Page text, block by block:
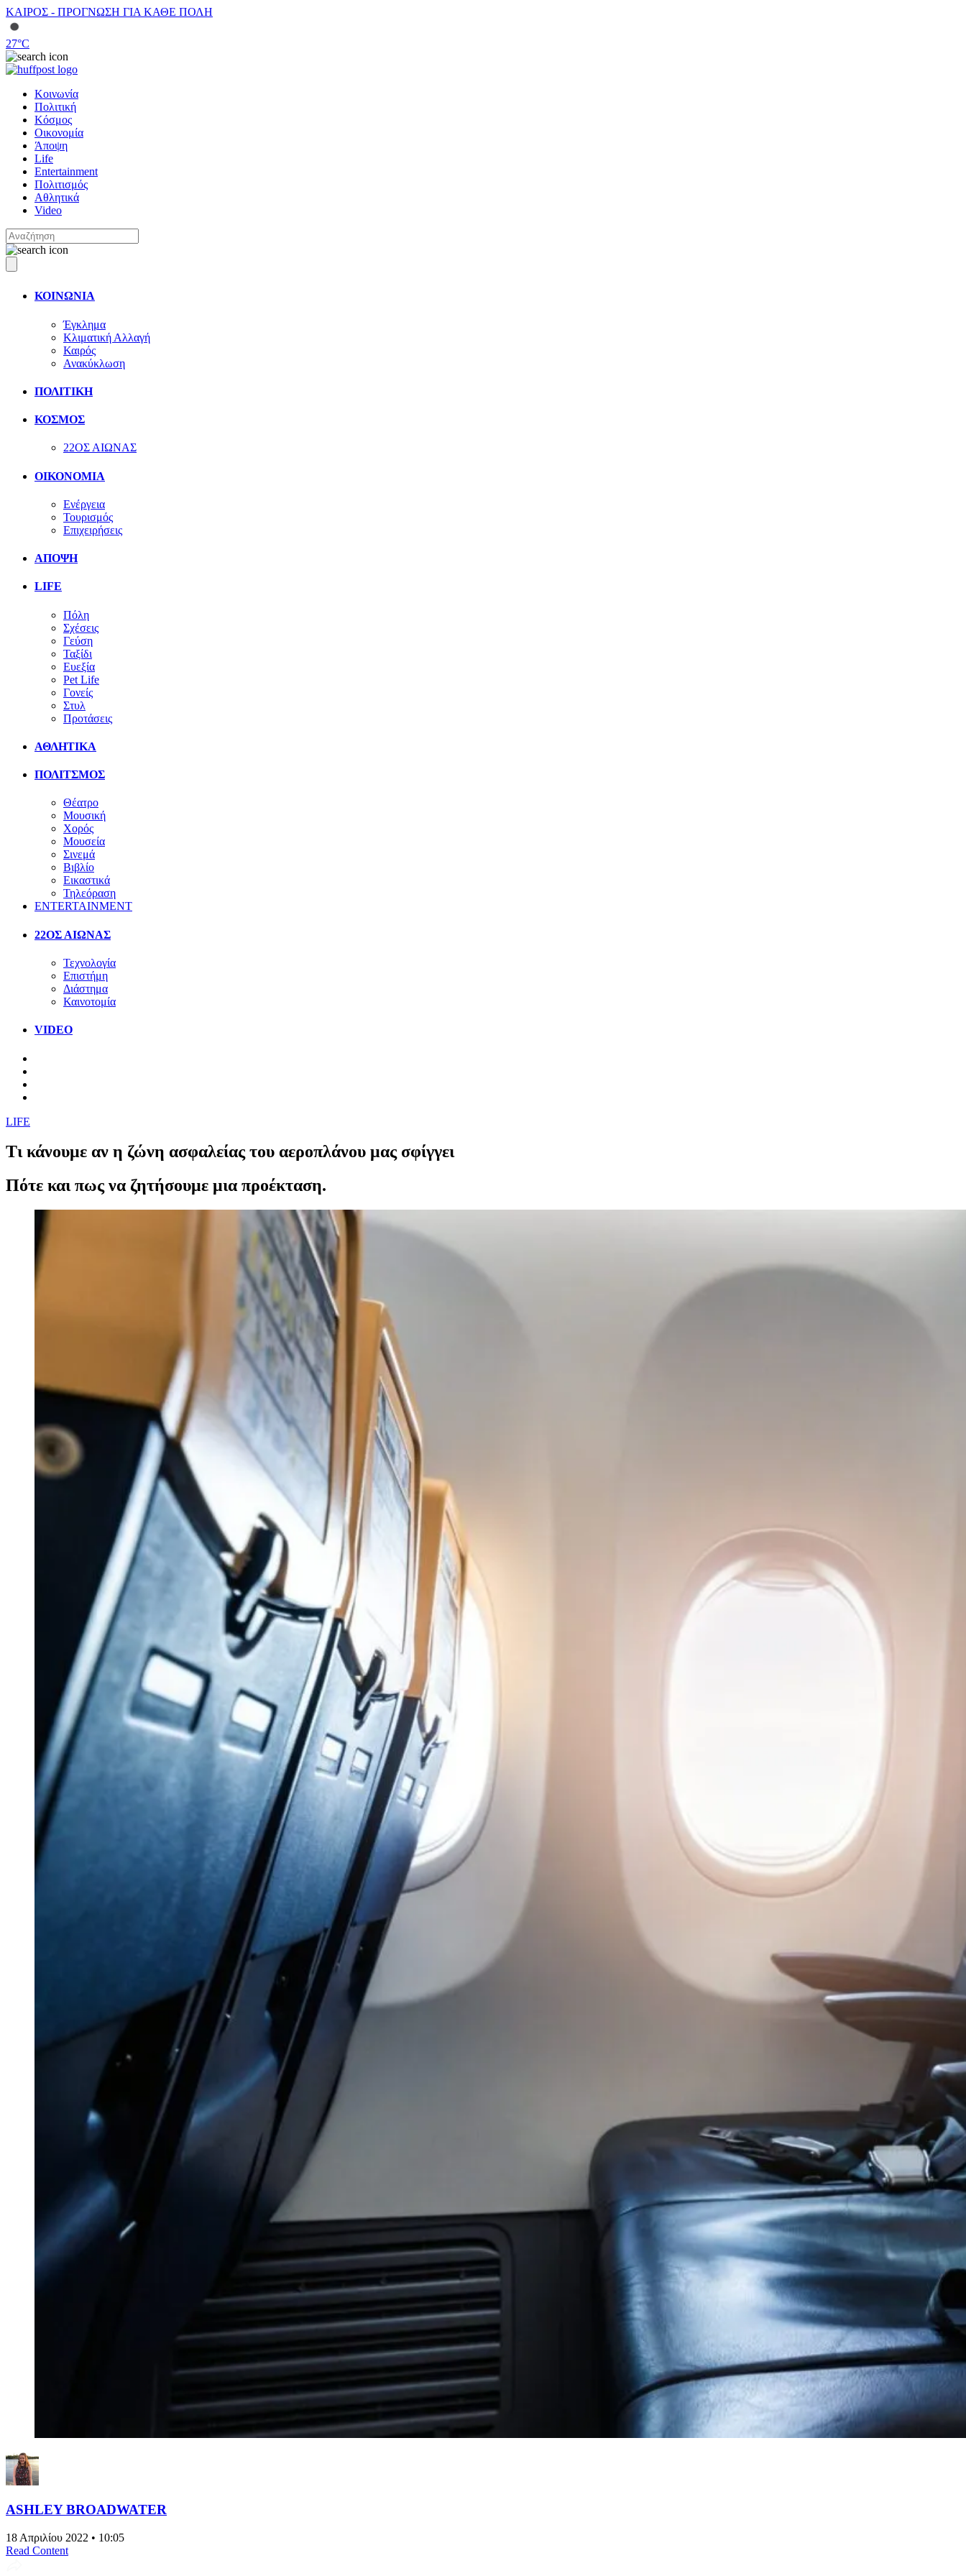
ΚΑΙΡΟΣ - ΠΡΟΓΝΩΣΗ ΓΙΑ ΚΑΘΕ ΠΟΛΗ
27°C
Κοινωνία
Πολιτική
Κόσμος
Οικονομία
Άποψη
Life
Entertainment
Πολιτισμός
Αθλητικά
Video
ΚΟΙΝΩΝΙΑ
Έγκλημα
Κλιματική Αλλαγή
Καιρός
Ανακύκλωση
ΠΟΛΙΤΙΚΗ
ΚΟΣΜΟΣ
22ΟΣ ΑΙΩΝΑΣ
ΟΙΚΟΝΟΜΙΑ
Ενέργεια
Τουρισμός
Επιχειρήσεις
ΑΠΟΨΗ
LIFE
Πόλη
Σχέσεις
Γεύση
Ταξίδι
Ευεξία
Pet Life
Γονείς
Στυλ
Προτάσεις
ΑΘΛΗΤΙΚΑ
ΠΟΛΙΤΣΜΟΣ
Θέατρο
Μουσική
Χορός
Μουσεία
Σινεμά
Βιβλίο
Εικαστικά
Τηλεόραση
ENTERTAINMENT
22ΟΣ ΑΙΩΝΑΣ
Τεχνολογία
Επιστήμη
Διάστημα
Καινοτομία
VIDEO
LIFE
Τι κάνουμε αν η ζώνη ασφαλείας του αεροπλάνου μας σφίγγει
Πότε και πως να ζητήσουμε μια προέκταση.
ASHLEY BROADWATER
18 Απριλίου 2022 • 10:05
Read Content